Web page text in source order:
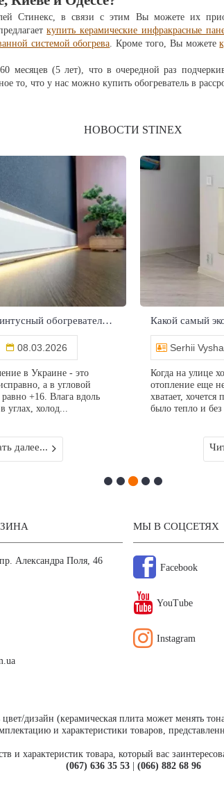
Стинекс, в связи с этим Вы можете их
купить керамические инфракрасные
системой обогрева . Кроме того, Вы можете
месяцев (5 лет), что в очередной раз
то, что у нас можно купить обогреватель в
НОВОСТИ STINEX
Керамический плинтусный обогреватель: как работает и в чём реальные преимущества
08.03.2026
в Украине - это
а в угловой
+16. Влага вдоль
углах, холод...
далее...
Serhii
Когда на улице
отопление еще
хватает,
было тепло и
Александра Поля, 46
МЫ В СОЦСЕТЯХ
Facebook
YouTube
Instagram
дизайн (керамическая плита может менять
и характеристики товаров,
и характеристик товара, который вас
(067) 636 35 53| (066) 882 68 96